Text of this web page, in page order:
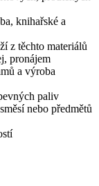
knihařské a
z těchto materiálů
pronájem
a výroba
paliv
nebo předmětů